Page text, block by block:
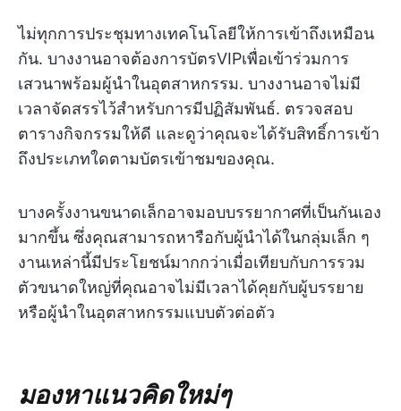
ไม่ทุกการประชุมทางเทคโนโลยีให้การเข้าถึงเหมือน
กัน. บางงานอาจต้องการบัตรVIPเพื่อเข้าร่วมการ
เสวนาพร้อมผู้นำในอุตสาหกรรม. บางงานอาจไม่มี
เวลาจัดสรรไว้สำหรับการมีปฏิสัมพันธ์. ตรวจสอบ
ตารางกิจกรรมให้ดี และดูว่าคุณจะได้รับสิทธิ์การเข้า
ถึงประเภทใดตามบัตรเข้าชมของคุณ.
บางครั้งงานขนาดเล็กอาจมอบบรรยากาศที่เป็นกันเอง
มากขึ้น ซึ่งคุณสามารถหารือกับผู้นำได้ในกลุ่มเล็ก ๆ
งานเหล่านี้มีประโยชน์มากกว่าเมื่อเทียบกับการรวม
ตัวขนาดใหญ่ที่คุณอาจไม่มีเวลาได้คุยกับผู้บรรยาย
หรือผู้นำในอุตสาหกรรมแบบตัวต่อตัว
มองหาแนวคิดใหม่ๆ